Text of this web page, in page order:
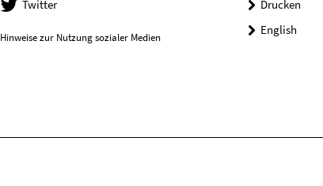
Twitter
Hinweise zur Nutzung sozialer Medien
Drucken
English